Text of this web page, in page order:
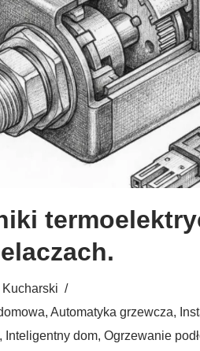
, Automatyka grzewcza,
, Inteligentny dom, Ogrzewanie